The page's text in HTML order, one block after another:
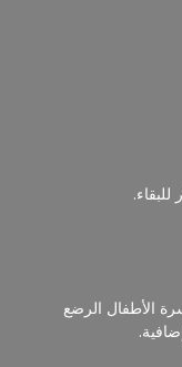
الأطفال الرضع